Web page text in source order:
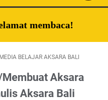
membaca!
MEDIA BELAJAR AKSARA BALI
Aksara
Aksara Bali